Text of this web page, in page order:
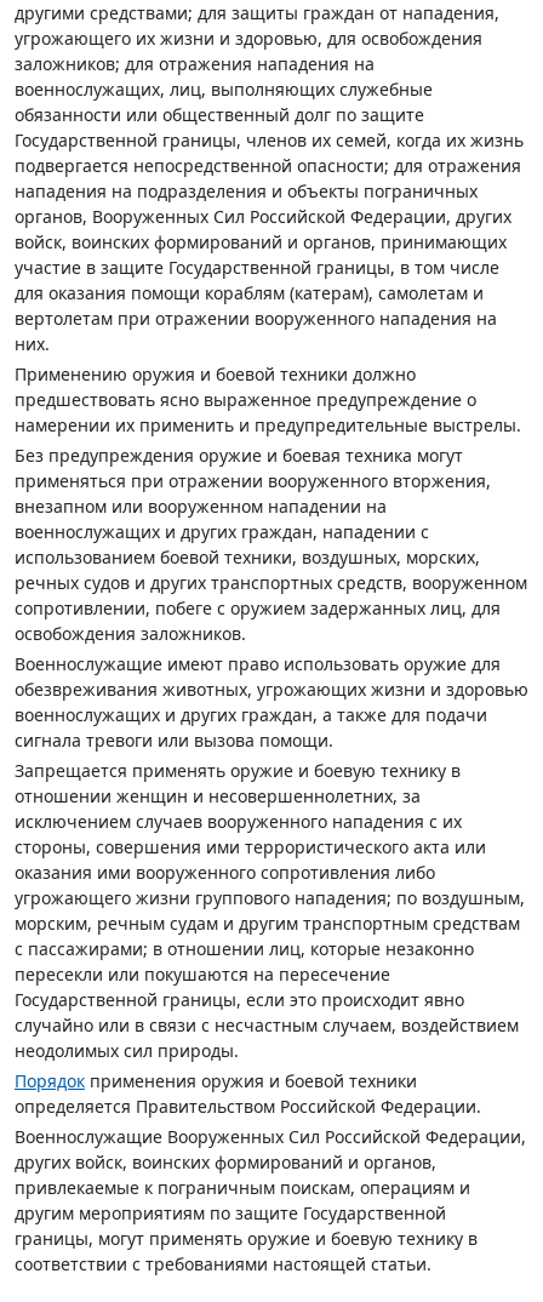
другими средствами; для защиты граждан от нападения,
угрожающего их жизни и здоровью, для освобождения
заложников; для отражения нападения на
военнослужащих, лиц, выполняющих служебные
обязанности или общественный долг по защите
Государственной границы, членов их семей, когда их жизнь
подвергается непосредственной опасности; для отражения
нападения на подразделения и объекты пограничных
органов, Вооруженных Сил Российской Федерации, других
войск, воинских формирований и органов, принимающих
участие в защите Государственной границы, в том числе
для оказания помощи кораблям (катерам), самолетам и
вертолетам при отражении вооруженного нападения на
них.
Применению оружия и боевой техники должно
предшествовать ясно выраженное предупреждение о
намерении их применить и предупредительные выстрелы.
Без предупреждения оружие и боевая техника могут
применяться при отражении вооруженного вторжения,
внезапном или вооруженном нападении на
военнослужащих и других граждан, нападении с
использованием боевой техники, воздушных, морских,
речных судов и других транспортных средств, вооруженном
сопротивлении, побеге с оружием задержанных лиц, для
освобождения заложников.
Военнослужащие имеют право использовать оружие для
обезвреживания животных, угрожающих жизни и здоровью
военнослужащих и других граждан, а также для подачи
сигнала тревоги или вызова помощи.
Запрещается применять оружие и боевую технику в
отношении женщин и несовершеннолетних, за
исключением случаев вооруженного нападения с их
стороны, совершения ими террористического акта или
оказания ими вооруженного сопротивления либо
угрожающего жизни группового нападения; по воздушным,
морским, речным судам и другим транспортным средствам
с пассажирами; в отношении лиц, которые незаконно
пересекли или покушаются на пересечение
Государственной границы, если это происходит явно
случайно или в связи с несчастным случаем, воздействием
неодолимых сил природы.
Порядок применения оружия и боевой техники
определяется Правительством Российской Федерации.
Военнослужащие Вооруженных Сил Российской Федерации,
других войск, воинских формирований и органов,
привлекаемые к пограничным поискам, операциям и
другим мероприятиям по защите Государственной
границы, могут применять оружие и боевую технику в
соответствии с требованиями настоящей статьи.